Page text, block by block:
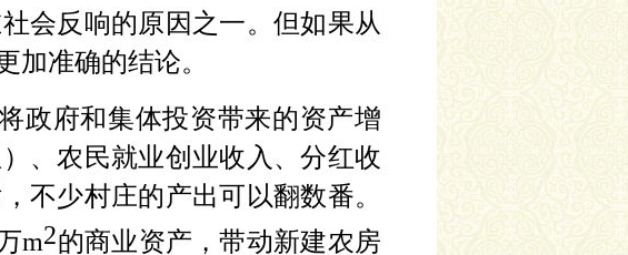
会反响的原因之一。但如果从
加准确的结论。
政府和集体投资带来的资产增
、农民就业创业收入、分红收
不少村庄的产出可以翻数番。
m2的商业资产，带动新建农房